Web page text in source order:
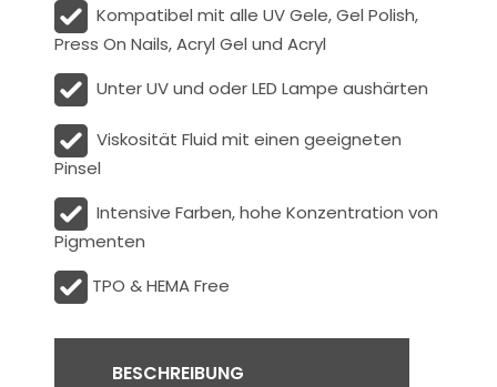
Kompatibel mit alle UV Gele, Gel Polish,
Press On Nails, Acryl Gel und Acryl
Unter UV und oder LED Lampe aushärten
ViskositätFluid mit einen geeigneten
Pinsel
Intensive Farben, hohe Konzentration von
Pigmenten
TPO & HEMA Free
BESCHREIBUNG